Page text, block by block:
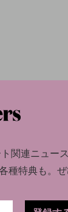
関連ニュー
種特典も。ぜ